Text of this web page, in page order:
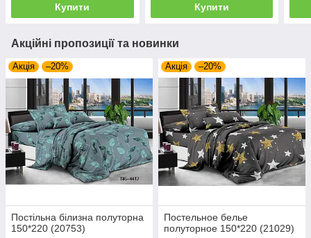
Купити Купити
Акційні пропозиції та новинки
Акція –20%
Постільна білизна полуторна
150*220 (20753)
Акція –20%
Постельное белье
полуторное 150*220 (21029)